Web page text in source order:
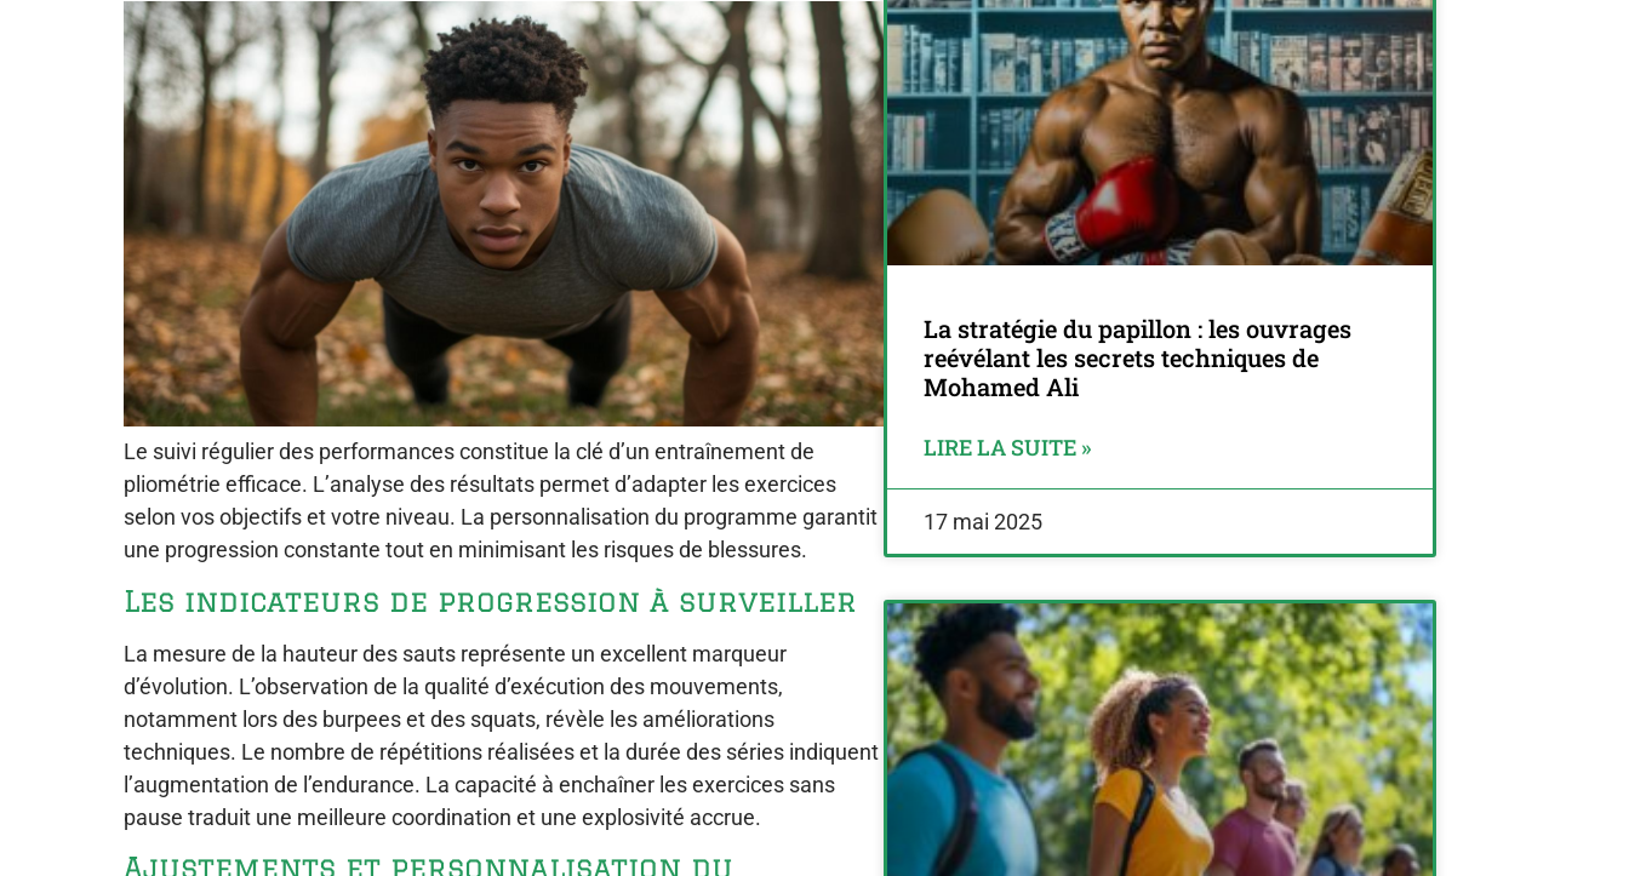
La stratégie du papillon : les ouvrages
reévélant les secrets techniques de
Mohamed Ali
LIRE LA SUITE »
17 mai 2025
Le suivi régulier des performances constitue la clé d’un entraînement de
pliométrie efficace. L’analyse des résultats permet d’adapter les exercices
selon vos objectifs et votre niveau. La personnalisation du programme garantit
une progression constante tout en minimisant les risques de blessures.
Les indicateurs de progression à surveiller
La mesure de la hauteur des sauts représente un excellent marqueur
d’évolution. L’observation de la qualité d’exécution des mouvements,
notamment lors des burpees et des squats, révèle les améliorations
techniques. Le nombre de répétitions réalisées et la durée des séries indiquent
l’augmentation de l’endurance. La capacité à enchaîner les exercices sans
pause traduit une meilleure coordination et une explosivité accrue.
Ajustements et personnalisation du